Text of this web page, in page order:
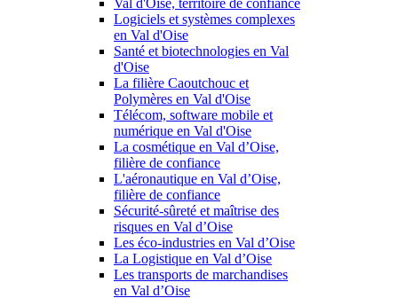
Val d'Oise, territoire de confiance
Logiciels et systèmes complexes
en Val d'Oise
Santé et biotechnologies en Val
d'Oise
La filière Caoutchouc et
Polymères en Val d'Oise
Télécom, software mobile et
numérique en Val d'Oise
La cosmétique en Val d’Oise,
filière de confiance
L'aéronautique en Val d’Oise,
filière de confiance
Sécurité-sûreté et maîtrise des
risques en Val d’Oise
Les éco-industries en Val d’Oise
La Logistique en Val d’Oise
Les transports de marchandises
en Val d’Oise